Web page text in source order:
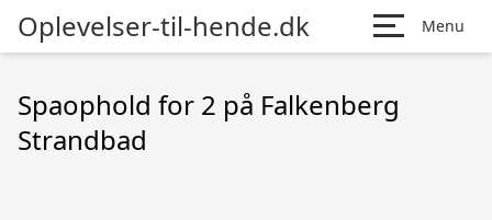
Oplevelser-til-hende.dk Menu
Spaophold for 2 på Falkenberg
Strandbad